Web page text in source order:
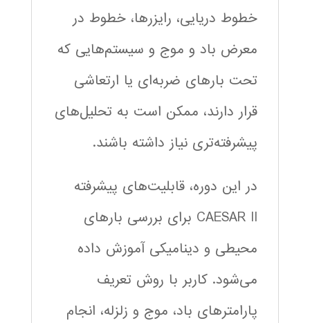
خطوط دریایی، رایزرها، خطوط در
معرض باد و موج و سیستم‌هایی که
تحت بارهای ضربه‌ای یا ارتعاشی
قرار دارند، ممکن است به تحلیل‌های
پیشرفته‌تری نیاز داشته باشند.
در این دوره، قابلیت‌های پیشرفته
CAESAR II برای بررسی بارهای
محیطی و دینامیکی آموزش داده
می‌شود. کاربر با روش تعریف
پارامترهای باد، موج و زلزله، انجام